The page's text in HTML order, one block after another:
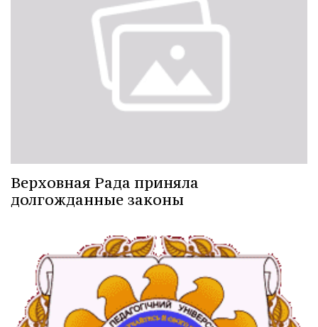
Верховная Рада приняла
долгожданные законы